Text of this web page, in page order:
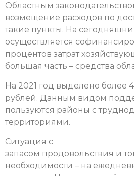
Областным
возмещение расходов по
такие пункты. На
осуществляется
процентов затрат
большая часть – средства
На 2021 год выделено более
рублей. Данным видом
пользуются районы с
территориями.
Ситуация с
запасом продовольствия и
необходимости – на